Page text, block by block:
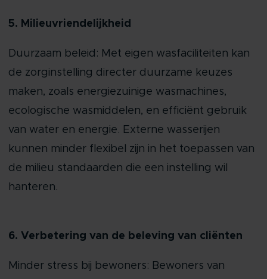
5. Milieuvriendelijkheid
Duurzaam beleid: Met eigen wasfaciliteiten kan
de zorginstelling directer duurzame keuzes
maken, zoals energiezuinige wasmachines,
ecologische wasmiddelen, en efficiënt gebruik
van water en energie. Externe wasserijen
kunnen minder flexibel zijn in het toepassen van
de milieu standaarden die een instelling wil
hanteren.
6. Verbetering van de beleving van cliënten
Minder stress bij bewoners: Bewoners van